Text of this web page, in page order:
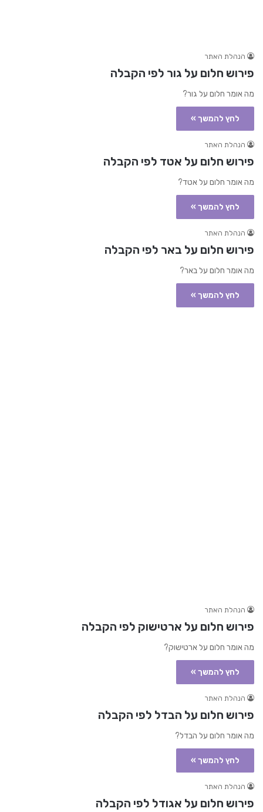
הנהלת האתר
פירוש חלום על גור לפי הקבלה
מה אומר חלום על גור?
לחץ להמשך »
הנהלת האתר
פירוש חלום על אטד לפי הקבלה
מה אומר חלום על אטד?
לחץ להמשך »
הנהלת האתר
פירוש חלום על באר לפי הקבלה
מה אומר חלום על באר?
לחץ להמשך »
הנהלת האתר
פירוש חלום על ארטישוק לפי הקבלה
מה אומר חלום על ארטישוק?
לחץ להמשך »
הנהלת האתר
פירוש חלום על הבדל לפי הקבלה
מה אומר חלום על הבדל?
לחץ להמשך »
הנהלת האתר
פירוש חלום על אגודל לפי הקבלה